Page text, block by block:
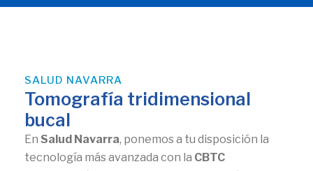
SALUD NAVARRA
Tomografía tridimensional
bucal
En Salud Navarra, ponemos a tu disposición la
tecnología más avanzada con la CBTC